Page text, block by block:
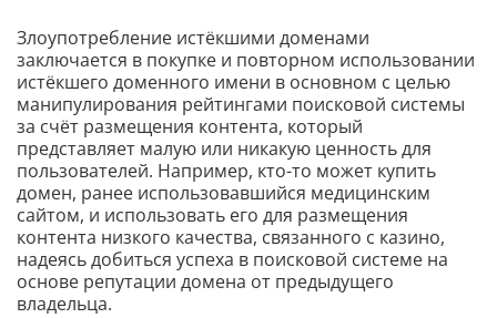
Злоупотребление истёкшими доменами
заключается в покупке и повторном использовании
истёкшего доменного имени в основном с целью
манипулирования рейтингами поисковой системы
за счёт размещения контента, который
представляет малую или никакую ценность для
пользователей. Например, кто-то может купить
домен, ранее использовавшийся медицинским
сайтом, и использовать его для размещения
контента низкого качества, связанного с казино,
надеясь добиться успеха в поисковой системе на
основе репутации домена от предыдущего
владельца.